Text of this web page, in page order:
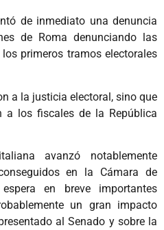
de inmediato una denuncia
de Roma denunciando las
primeros tramos electorales
a la justicia electoral, sino que
a los fiscales de la República
avanzó notablemente
en la Cámara de
en breve importantes
un gran impacto
al Senado y sobre la